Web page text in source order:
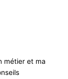
métier et ma